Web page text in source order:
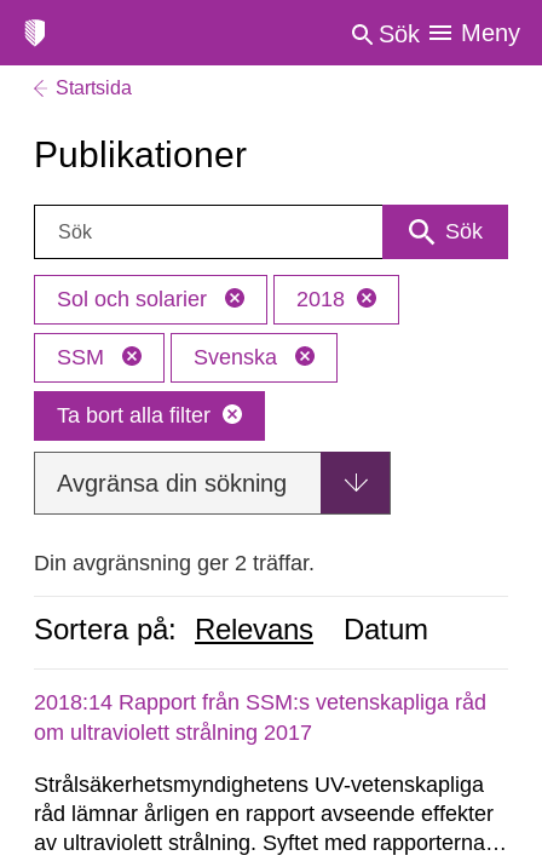
Sök Meny
Startsida
Publikationer
Sök: Sök
Sol och solarier 2018
SSM Svenska
Ta bort alla filter
Avgränsa din sökning
Din avgränsning ger 2 träffar.
Sortera på: Relevans Datum
2018:14 Rapport från SSM:s vetenskapliga råd
om ultraviolett strålning 2017
Strålsäkerhetsmyndighetens UV-vetenskapliga
råd lämnar årligen en rapport avseende effekter
av ultraviolett strålning. Syftet med rapporterna